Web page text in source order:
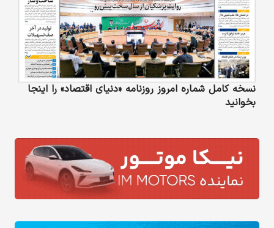
نسخه کامل شماره امروز روزنامه «دنیای‌ اقتصاد» را اینجا
بخوانید